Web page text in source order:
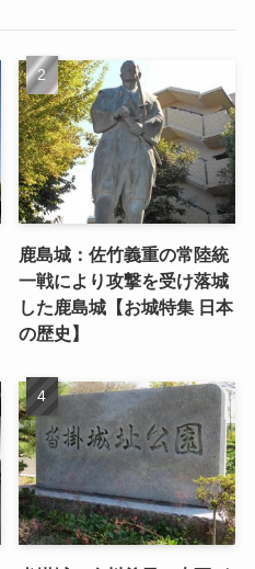
鹿島城：佐竹義重の常陸統
一戦により攻撃を受け落城
した鹿島城【お城特集 日本
の歴史】